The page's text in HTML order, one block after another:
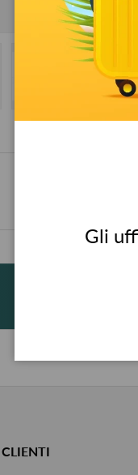
galleria
nella visualizzazione
immagine 3 nella
Carica
Gli
CLIENTI